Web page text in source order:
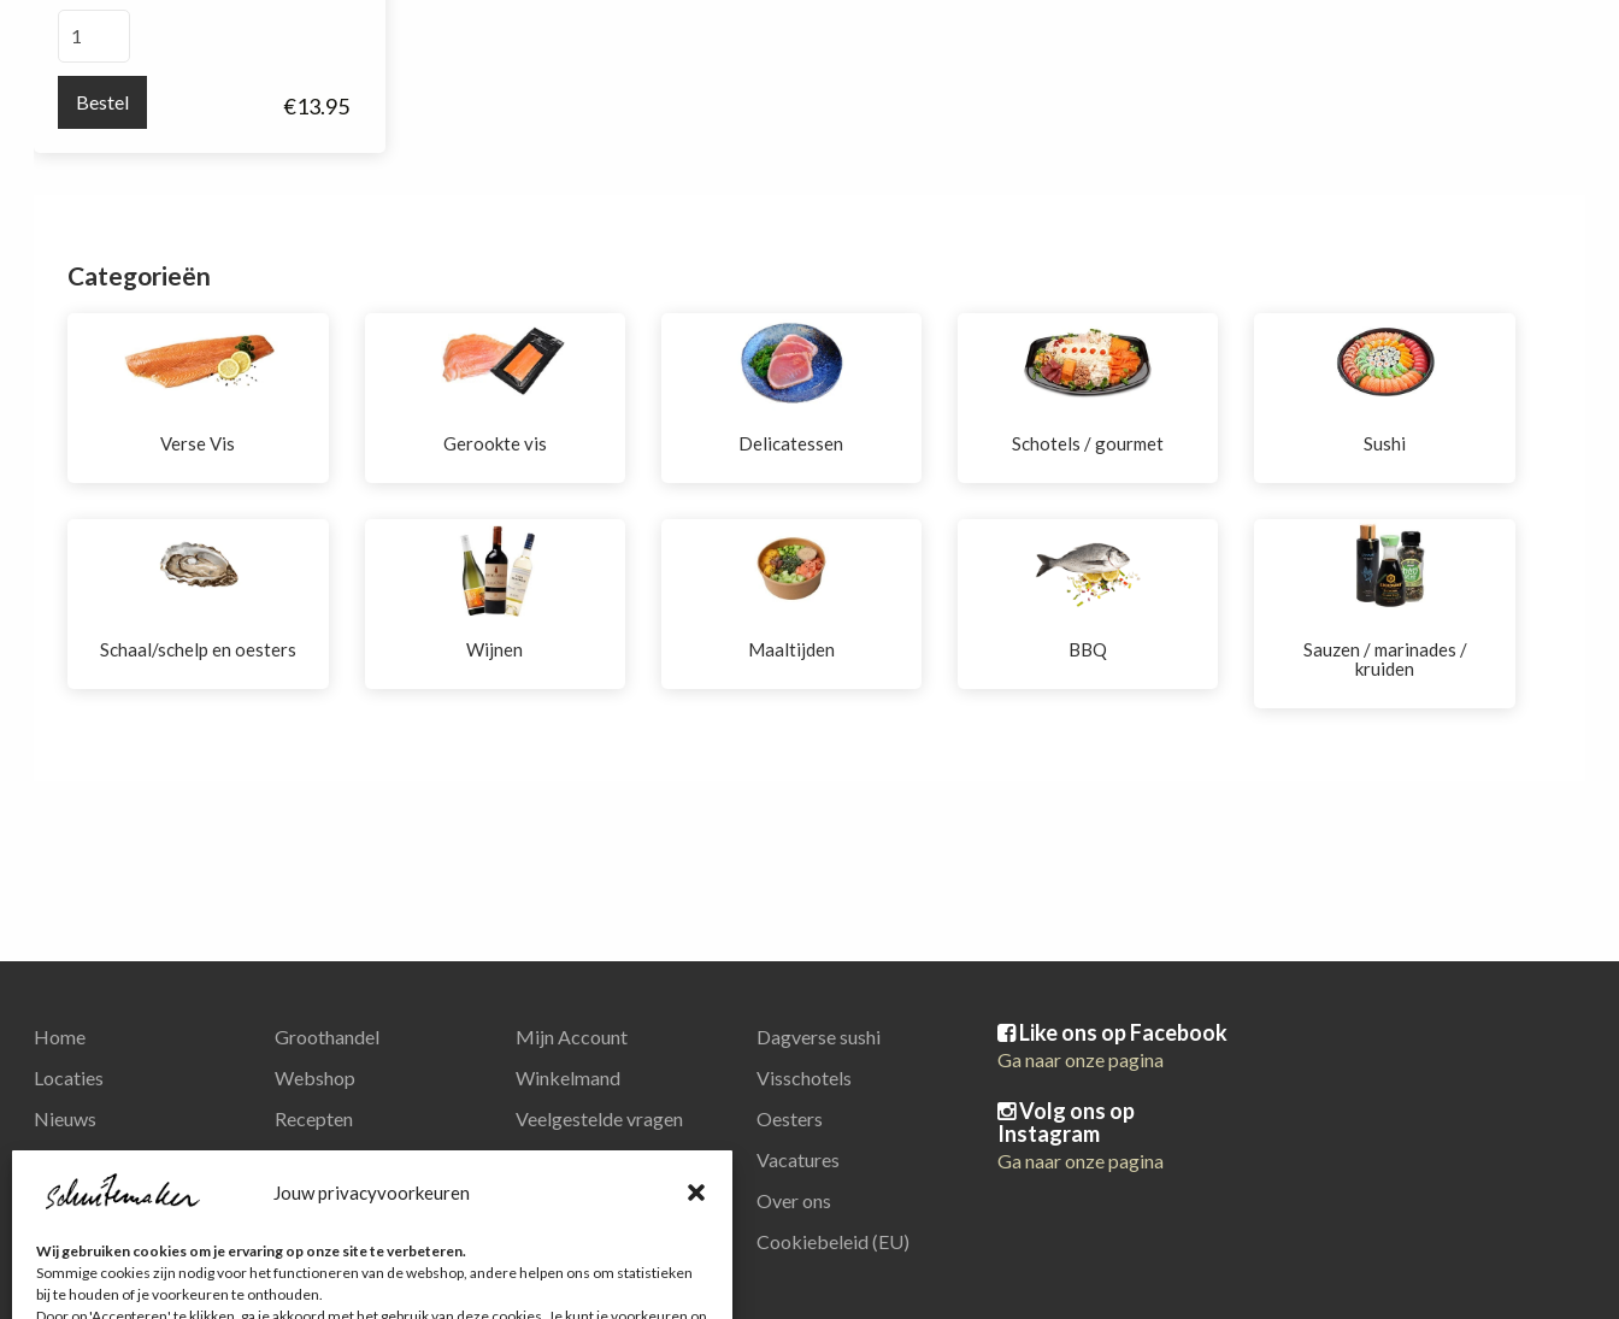
Jouw privacyvoorkeuren
Wij gebruiken cookies om je ervaring op onze site te verbeteren.
Sommige cookies zijn nodig voor het functioneren van de webshop, andere helpen ons om statistieken
bij te houden of je voorkeuren te onthouden.
€13.95
Blanc
Bestel
Categorieën
Verse Vis Gerookte vis Delicatessen Schotels / gourmet Sushi
Schaal/schelp en oesters Wijnen Maaltijden BBQ
Sauzen / marinades /
kruiden
Home
Locaties
Nieuws
Contact
Privacy en
persoonsgegevens
Groothandel
Webshop
Recepten
Mijn Account
Winkelmand
Veelgestelde vragen
Dagverse sushi
Visschotels
Oesters
Vacatures
Over ons
Cookiebeleid (EU)
Like ons op Facebook
Ga naar onze pagina
Volg ons op
Instagram
Ga naar onze pagina